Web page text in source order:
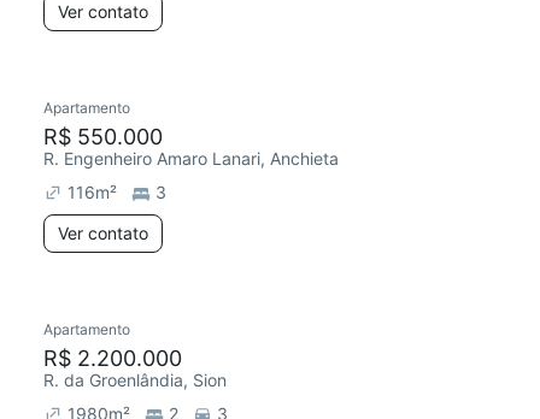
Ver contato
Apartamento
R$ 550.000
R. Engenheiro Amaro Lanari, Anchieta
116m²
3
Ver contato
Apartamento
R$ 2.200.000
R. da Groenlândia, Sion
1980m² 2 3